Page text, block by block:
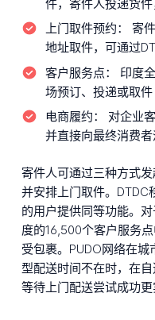
件，寄件人投递货
上门取件预约：
寄
地址取件，可通过
客户服务点：
印度
场预订、投递或取件
电商履约：
对企业
并直接向最终消费
寄件人可通过三种方式
并安排上门取件。DTDC
的用户提供同等功能。
度的16,500个客户服务
受包裹。PUDO网络在
型配送时间不在时，在
等待上门配送尝试成功更